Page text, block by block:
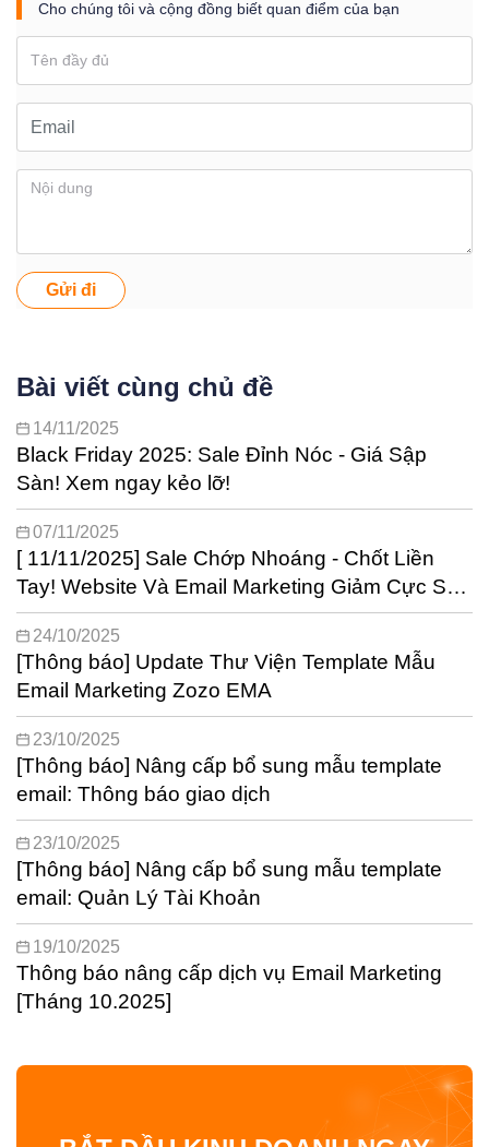
Cho chúng tôi và cộng đồng biết quan điểm của bạn
Gửi đi
Bài viết cùng chủ đề
14/11/2025
Black Friday 2025: Sale Đỉnh Nóc - Giá Sập
Sàn! Xem ngay kẻo lỡ!
07/11/2025
[ 11/11/2025] Sale Chớp Nhoáng - Chốt Liền
Tay! Website Và Email Marketing Giảm Cực Sốc
Lên Tới 50%
24/10/2025
[Thông báo] Update Thư Viện Template Mẫu
Email Marketing Zozo EMA
23/10/2025
[Thông báo] Nâng cấp bổ sung mẫu template
email: Thông báo giao dịch
23/10/2025
[Thông báo] Nâng cấp bổ sung mẫu template
email: Quản Lý Tài Khoản
19/10/2025
Thông báo nâng cấp dịch vụ Email Marketing
[Tháng 10.2025]